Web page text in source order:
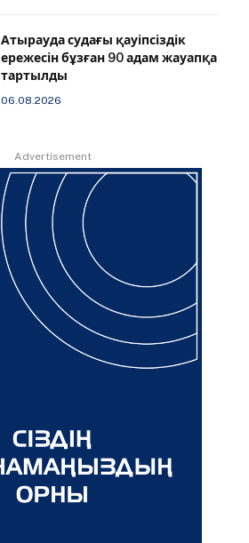
Атырауда судағы қауіпсіздік
ережесін бұзған 90 адам жауапқа
тартылды
06.08.2026
Advertisement